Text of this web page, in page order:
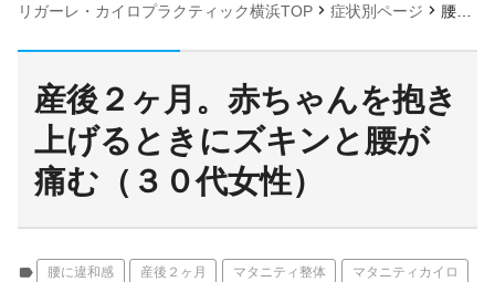
リガーレ・カイロプラクティック横浜TOP chevron_right 症状別ページ chevron_right 腰に違和感, 産後２ヶ月, マタニティ整体, マタニティカイロ, 骨盤矯正, カイロプラクティック
産後２ヶ月。赤ちゃんを抱き
上げるときにズキンと腰が
痛む（３０代女性）
label 腰に違和感 産後２ヶ月 マタニティ整体 マタニティカイロ